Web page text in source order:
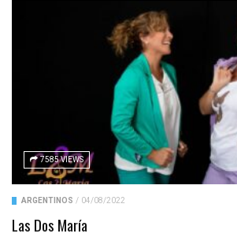
7585 VIEWS
ARGENTINOS / 04/08/2022
Las Dos María